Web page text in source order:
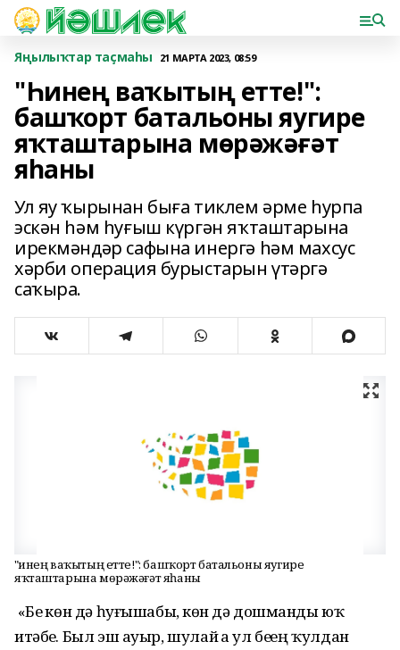
Яңылыҡтар таҫмаһы 21 МАРТА 2023, 08:59
"Һинең ваҡытың етте!":
башҡорт батальоны яугире
яҡташтарына мөрәжәғәт
яһаны
Ул яу ҡырынан быға тиклем әрме һурпа
эскән һәм һуғыш күргән яҡташтарына
ирекмәндәр сафына инергә һәм махсус
хәрби операция бурыстарын үтәргә
саҡыра.
"Һинең ваҡытың етте!": башҡорт батальоны яугире
яҡташтарына мөрәжәғәт яһаны
«Беҙ көн дә һуғышабыҙ, көн дә дошманды юҡ
итәбеҙ. Был эш ауыр, шулай ҙа ул беҙҙең ҡулдан